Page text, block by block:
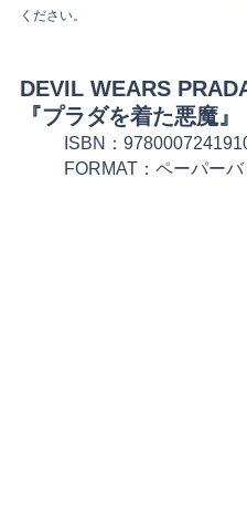
ください。
『プラダを着た悪魔』
ISBN：
FORMAT：ペーパーバ